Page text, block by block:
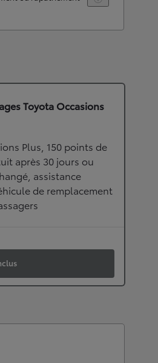
Toyota Occasions
Plus, 150 points de
après 30 jours ou
assistance
de remplacement